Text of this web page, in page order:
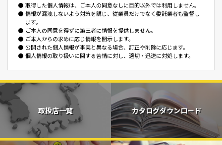
● 取得した個人情報は、ご本人の同意なしに目的以外では利用しません。
● 情報が漏洩しないよう対策を講じ、従業員だけでなく委託業者も監督し
ます。
● ご本人の同意を得ずに第三者に情報を提供しません。
● ご本人からの求めに応じ情報を開示します。
● 公開された個人情報が事実と異なる場合、訂正や削除に応じます。
● 個人情報の取り扱いに関する苦情に対し、適切・迅速に対処します。
取扱店一覧 カタログダウンロード